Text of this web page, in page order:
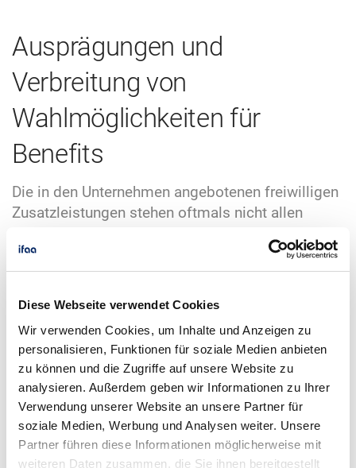
Diese Webseite verwendet Cookies
Wir verwenden Cookies, um Inhalte und Anzeigen zu
personalisieren, Funktionen für soziale Medien anbieten
zu können und die Zugriffe auf unsere Website zu
analysieren. Außerdem geben wir Informationen zu Ihrer
Verwendung unserer Website an unsere Partner für
soziale Medien, Werbung und Analysen weiter. Unsere
Partner führen diese Informationen möglicherweise mit
weiteren Daten zusammen, die Sie ihnen bereitgestellt
Ausprägungen und
Verbreitung von
Wahlmöglichkeiten für
Benefits
Die in den Unternehmen angebotenen freiwilligen
Zusatzleistungen stehen oftmals nicht allen
haben diese oft keine Wahlmöglichkeiten
aus festgelegten Benefits auszuwählen. Laut der
während nur 2 % der Befragten den
Mitarbeitenden ein Cafeteria-System mit freier
Wahlmöglichkeit zur Verfügung stellt (hkp 2024).
Dabei steht ihnen ein festgelegtes Budget zur
Verfügung, das sie nach Belieben für Leistungen
wie Kinderbetreuung, Weiterbildungsangebote
oder Gesundheitsmaßnahmen einsetzen können.